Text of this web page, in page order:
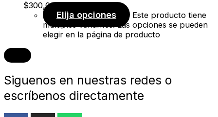
$300,00
Elija opciones
Este producto tiene
múltiples variantes. Las opciones se pueden
elegir en la página de producto
Siguenos en nuestras redes o
escríbenos directamente